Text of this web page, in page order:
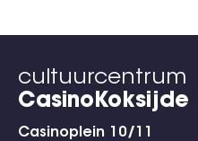
cultuurcentrum
CasinoKoksijde
Casinoplein 10/11